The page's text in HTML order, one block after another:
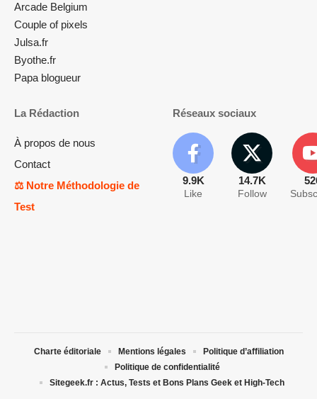
Arcade Belgium
Couple of pixels
Julsa.fr
Byothe.fr
Papa blogueur
La Rédaction
À propos de nous
Contact
⚖️ Notre Méthodologie de
Test
Réseaux sociaux
9.9K
Like
14.7K
Follow
Charte éditoriale Mentions légales
Politique d’affiliation
Politique de confidentialité
Sitegeek.fr : Actus, Tests et Bons Plans Geek et High-Tech